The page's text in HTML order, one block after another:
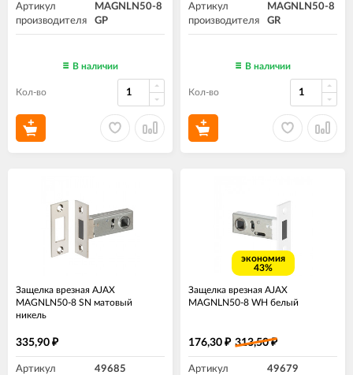
Артикул
производителя
MAGNLN50-8
GP
В наличии
Кол-во
Артикул
производителя
MAGNLN50-8
GR
В наличии
Кол-во
Защелка врезная AJAX
MAGNLN50-8 SN матовый
никель
335,90 ₽
Артикул 49685
экономия
43%
Защелка врезная AJAX
MAGNLN50-8 WH белый
176,30 ₽ 313,50₽
Артикул 49679